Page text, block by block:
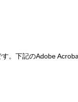
。下記のAdobe